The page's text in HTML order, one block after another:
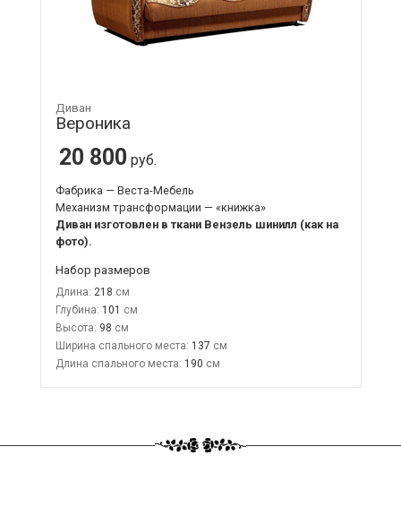
Диван
Вероника
20 800 руб.
Фабрика — Веста-Мебель
Механизм трансформации — «книжка»
Диван изготовлен в ткани Вензель шинилл (как на
фото).
Набор размеров
Длина: 218
Глубина: 101
Высота: 98
Ширина спального места: 137
Длина спального места: 190